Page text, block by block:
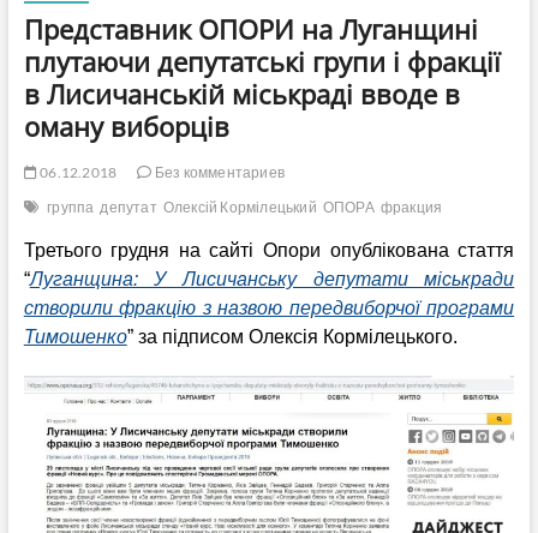
Представник ОПОРИ на Луганщині
плутаючи депутатські групи і фракції
в Лисичанській міськраді вводе в
оману виборців
06.12.2018
Без комментариев
группа депутат Олексій Кормілецький ОПОРА фракция
Третього грудня на сайті Опори опублікована стаття
“Луганщина: У Лисичанську депутати міськради
створили фракцію з назвою передвиборчої програми
Тимошенко” за підписом Олексія Кормілецького.